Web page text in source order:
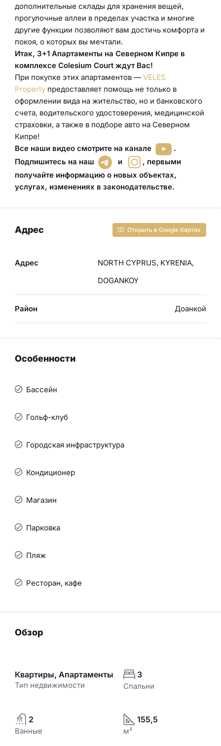
дополнительные склады для хранения вещей,
прогулочные аллеи в пределах участка и многие
другие функции позволяют вам достичь комфорта и
покоя, о которых вы мечтали.
Итак, 3+1 Апартаменты на Северном Кипре в
комплексе Colesium Court ждут Вас!
При покупке этих апартаментов — VELES
Property предоставляет помощь не только в
оформлении вида на жительство, но и банковского
счета, водительского удостоверения, медицинской
страховки, а также в подборе авто на Северном
Кипре!
Все наши видео смотрите на канале
.
Подпишитесь на наш
и , первыми
получайте информацию о новых объектах,
услугах, изменениях в законодательстве.
Адрес Открыть в Google Картах
Адрес
NORTH CYPRUS, KYRENIA,
DOGANKOY
Район Доанкой
Особенности
Бассейн
Гольф-клуб
Городская инфраструктура
Кондиционер
Магазин
Парковка
Пляж
Ресторан, кафе
Обзор
Квартиры, Апартаменты
Тип недвижимости
3
Спальни
2
Ванные
155,5
м²